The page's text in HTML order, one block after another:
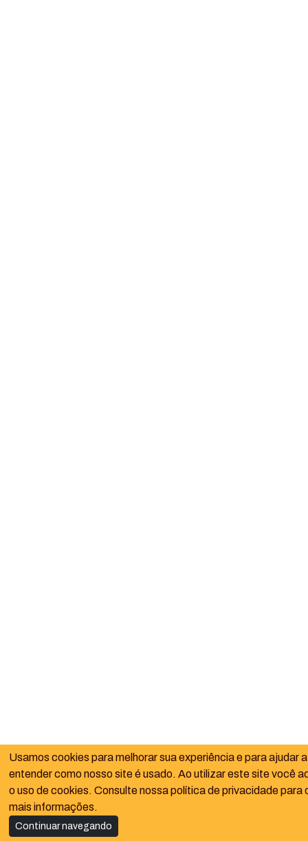
Usamos cookies para melhorar sua experiência e para ajudar a
entender como nosso site é usado. Ao utilizar este site você
o uso de cookies. Consulte nossa política de privacidade para
mais informações.
Continuar navegando